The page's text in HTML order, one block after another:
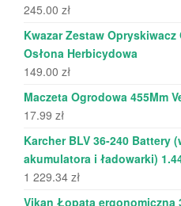
245.00 zł
Kwazar Zestaw
Osłona Herbicydowa
149.00 zł
Maczeta Ogrodowa 455Mm
17.99 zł
Karcher BLV 36-240 Battery
akumulatora i ładowarki)
1 229.34 zł
Vikan Łopata ergonomiczna